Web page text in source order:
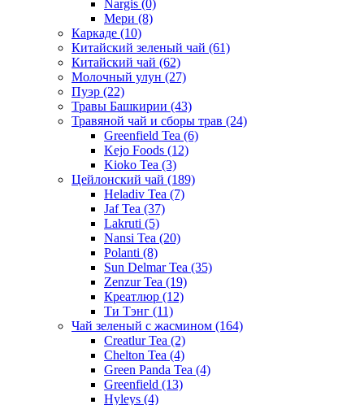
Nargis (0)
Мери (8)
Каркаде (10)
Китайский зеленый чай (61)
Китайский чай (62)
Молочный улун (27)
Пуэр (22)
Травы Башкирии (43)
Травяной чай и сборы трав (24)
Greenfield Tea (6)
Kejo Foods (12)
Kioko Tea (3)
Цейлонский чай (189)
Heladiv Tea (7)
Jaf Tea (37)
Lakruti (5)
Nansi Tea (20)
Polanti (8)
Sun Delmar Tea (35)
Zenzur Tea (19)
Креатлюр (12)
Ти Тэнг (11)
Чай зеленый с жасмином (164)
Creatlur Tea (2)
Chelton Tea (4)
Green Panda Tea (4)
Greenfield (13)
Hyleys (4)